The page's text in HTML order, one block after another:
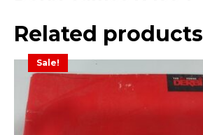
Related products
Sale!